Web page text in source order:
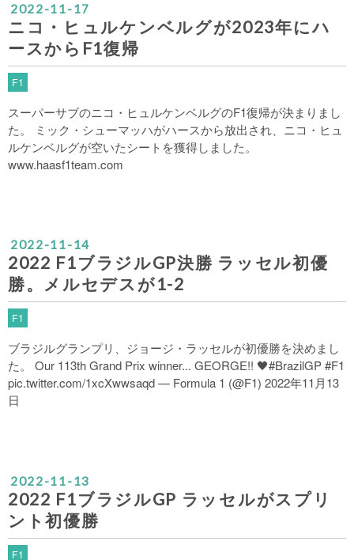
2022-11-17
ニコ・ヒュルケンベルグが2023年にハ
ースからF1復帰
F1
スーパーサブのニコ・ヒュルケンベルグのF1復帰が決まりまし
た。 ミック・シューマッハがハースから放出され、ニコ・ヒュ
ルケンベルグが空いたシートを獲得しました。
www.haasf1team.com
2022-11-14
2022 F1ブラジルGP決勝 ラッセル初優
勝。メルセデスが1-2
F1
ブラジルグランプリ、ジョージ・ラッセルが初優勝を決めまし
た。 Our 113th Grand Prix winner... GEORGE!! 🖤#BrazilGP #F1
pic.twitter.com/1xcXwwsaqd — Formula 1 (@F1) 2022年11月13
日
2022-11-13
2022 F1ブラジルGP ラッセルがスプリ
ント初優勝
F1